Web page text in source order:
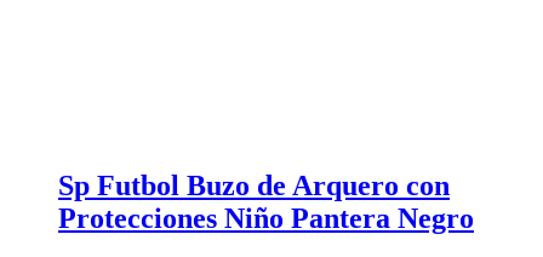
Sp Futbol Buzo de Arquero con
Protecciones Niño Pantera Negro